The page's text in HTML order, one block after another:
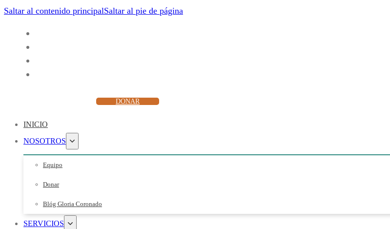
Saltar al contenido principalSaltar al pie de página
DONAR
INICIO
NOSOTROS
Equipo
Donar
Blóg Gloria Coronado
SERVICIOS